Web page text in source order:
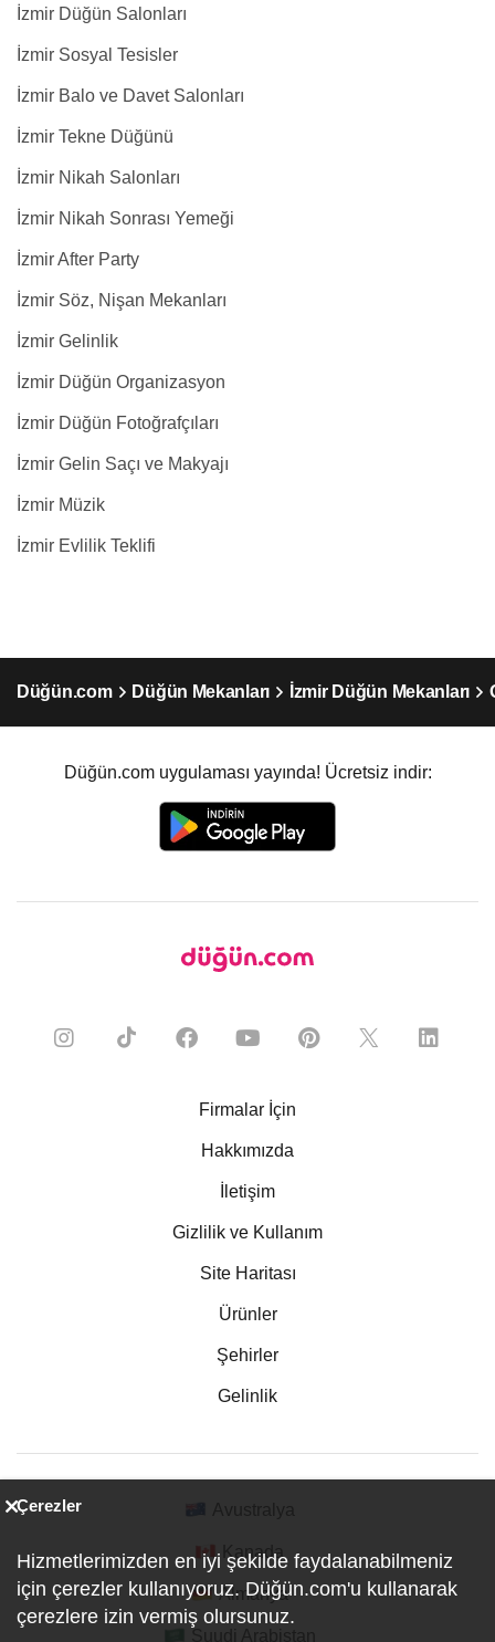
İzmir Düğün Salonları
İzmir Sosyal Tesisler
İzmir Balo ve Davet Salonları
İzmir Tekne Düğünü
İzmir Nikah Salonları
İzmir Nikah Sonrası Yemeği
İzmir After Party
İzmir Söz, Nişan Mekanları
İzmir Gelinlik
İzmir Düğün Organizasyon
İzmir Düğün Fotoğrafçıları
İzmir Gelin Saçı ve Makyajı
İzmir Müzik
İzmir Evlilik Teklifi
Düğün.com Düğün Mekanları İzmir Düğün Mekanları
Düğün.com uygulaması yayında! Ücretsiz indir:
Firmalar İçin
Hakkımızda
İletişim
Gizlilik ve Kullanım
Site Haritası
Ürünler
Şehirler
Gelinlik
Kanada
Almanya
Çerezler
Hizmetlerimizden en iyi şekilde faydalanabilmeniz
için çerezler kullanıyoruz. Düğün.com'u kullanarak
çerezlere izin vermiş olursunuz.